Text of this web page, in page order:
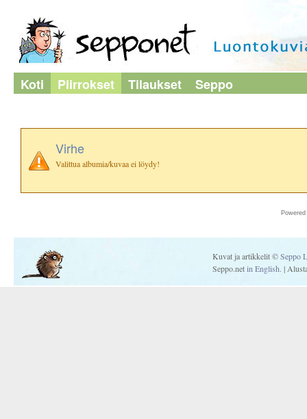
Koti Piirrokset Tilaukset Seppo
Virhe
Valittua albumia/kuvaa ei löydy!
Kuvat ja artikkelit ©Seppo
Seppo.netin English. |